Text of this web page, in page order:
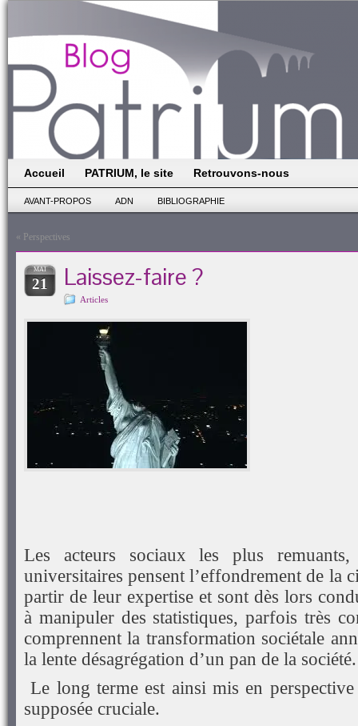
Accueil PATRIUM, le site Retrouvons-nous
AVANT-PROPOS ADN BIBLIOGRAPHIE
« Perspectives
MAI
21 Laissez-faire ?
Articles
Les acteurs sociaux les plus
universitaires pensent l’effondrement de la
partir de leur expertise et sont dès lors
à manipuler des statistiques, parfois très
comprennent la transformation sociétale
la lente désagrégation d’un pan de la société.
Le long terme est ainsi mis en
supposée cruciale.